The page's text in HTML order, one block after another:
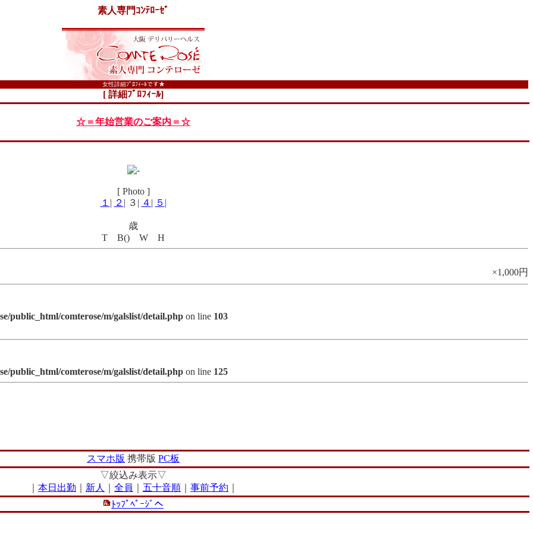
素人専門ｺﾝﾃﾛｰｾﾞ
女性詳細ﾌﾟﾛﾌｨｰﾙです★
[ 詳細ﾌﾟﾛﾌｨｰﾙ]
☆＝年始営業のご案内＝☆
[ Photo ]
１ | ２ | ３| ４ | ５ |
歳
T B() W H
×1,000円
public_html/comterose/m/galslist/detail.php on line 103
public_html/comterose/m/galslist/detail.php on line 125
スマホ版 携帯版 PC板
▽絞込み表示▽
本日出勤 新人 全員 五十音順 事前予約
ﾄｯﾌﾟﾍﾟｰｼﾞへ